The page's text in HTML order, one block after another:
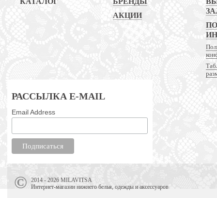
АКЦИИ
РАССЫЛКА E-MAIL
Email Address
2014 - 2026 MILAVITSA
Интернет-магазин нижнего белья, одежды и аксессуаров